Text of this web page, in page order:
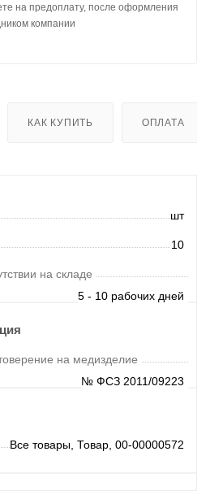
на предоплату, после оформления
компании
КАК КУПИТЬ ОПЛАТА
шт
10
на складе
5 - 10 рабочих дней
на медизделие
№ ФСЗ 2011/09223
Все товары, Товар, 00-00000572